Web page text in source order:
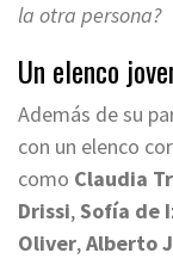
la otra persona?
Un elenco
Además de su
con un elenco
como Claudia
Drissi,Sofía de
Oliver,Alberto